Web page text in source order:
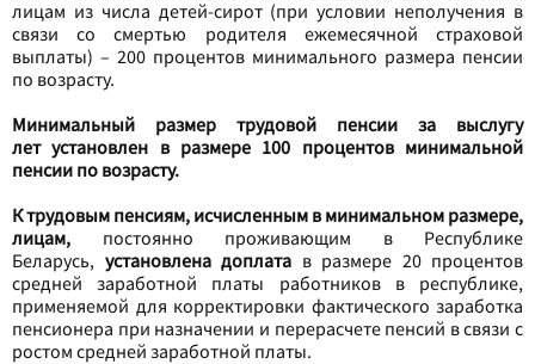
лицам из числа детей-сирот (при условии неполучения в
связи со смертью родителя ежемесячной страховой
выплаты) – 200 процентов минимального размера пенсии
по возрасту.
Минимальный размер трудовой пенсии за выслугу
лет установлен в размере 100 процентов минимальной
пенсии по возрасту.
К трудовым пенсиям, исчисленным в минимальном размере,
лицам, постоянно проживающим в Республике
Беларусь, установлена доплата в размере 20 процентов
средней заработной платы работников в республике,
применяемой для корректировки фактического заработка
пенсионера при назначении и перерасчете пенсий в связи с
ростом средней заработной платы.